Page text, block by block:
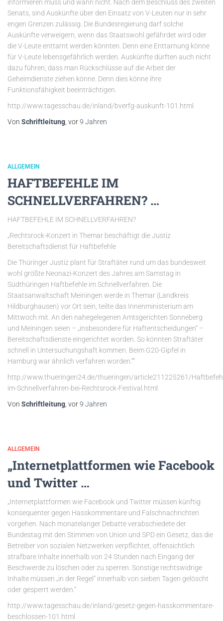
informieren muss und wann nicht. Nach dem Beschluss des zweiten
Senats, sind Auskünfte über den Einsatz von V-Leuten nur in sehr
engen Grenzen zulässig. Die Bundesregierung darf solche
Auskünfte verweigern, wenn das Staatswohl gefährdet wird oder
die V-Leute enttarnt werden könnten. Denn eine Enttarnung könne
für V-Leute lebensgefährlich werden. Auskünfte dürften auch nicht
dazu führen, dass man Rückschlüsse auf die Arbeit der
Geheimdienste ziehen könne. Denn dies könne ihre
Funktionsfähigkeit beeinträchtigen.
http://www.tagesschau.de/inland/bverfg-auskunft-101.html
Von Schriftleitung , vor9 Jahren
ALLGEMEIN
HAFTBEFEHLE IM
SCHNELLVERFAHREN? …
HAFTBEFEHLE IM SCHNELLVERFAHREN?
„Rechtsrock-Konzert in Themar beschäftigt die Justiz
Bereitschaftsdienst für Haftbefehle
Die Thüringer Justiz plant für Straftäter rund um das bundesweit
wohl größte Neonazi-Konzert des Jahres am Samstag in
Südthüringen Haftbefehle im Schnellverfahren. Die
Staatsanwaltschaft Meiningen werde in Themar (Landkreis
Hildburghausen) vor Ort sein, teilte das Innenministerium am
Mittwoch mit. An den nahegelegenen Amtsgerichten Sonneberg
und Meiningen seien – „insbesondere für Haftentscheidungen“ –
Bereitschaftsdienste eingerichtet worden. So könnten Straftäter
schnell in Untersuchungshaft kommen. Beim G20-Gipfel in
Hamburg war ähnlich verfahren worden.““
http://www.thueringen24.de/thueringen/article211225261/
im-Schnellverfahren-bei-Rechtsrock-Festival.html
Von Schriftleitung , vor9 Jahren
ALLGEMEIN
„Internetplattformen wie Facebook
und Twitter …
„Internetplattformen wie Facebook und Twitter müssen künftig
konsequenter gegen Hasskommentare und Falschnachrichten
vorgehen. Nach monatelanger Debatte verabschiedete der
Bundestag mit den Stimmen von Union und SPD ein Gesetz, das die
Betreiber von sozialen Netzwerken verpflichtet, offensichtlich
strafbare Inhalte innerhalb von 24 Stunden nach Eingang der
Beschwerde zu löschen oder zu sperren. Sonstige rechtswidrige
Inhalte müssen „in der Regel“ innerhalb von sieben Tagen gelöscht
oder gesperrt werden.“
http://www.tagesschau.de/inland/gesetz-gegen-hasskommentare-
beschlossen-101.html